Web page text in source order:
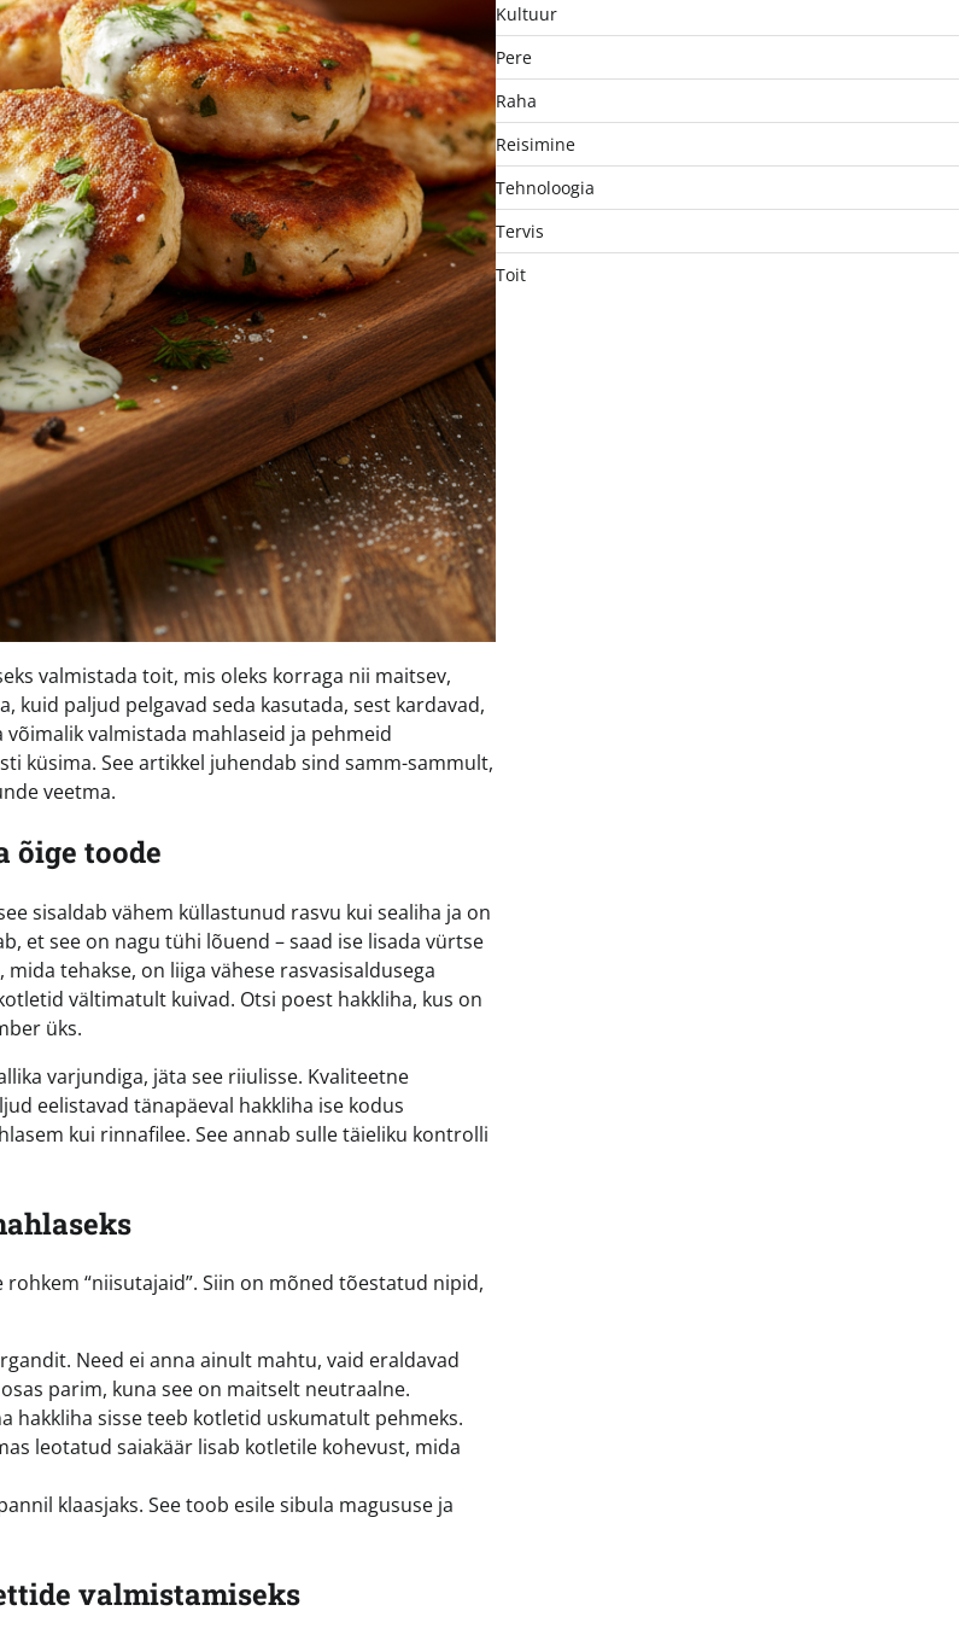
valmistada toit, mis oleks korraga nii maitsev,
kuid paljud pelgavad seda kasutada, sest kardavad,
valmistada mahlaseid ja pehmeid
küsima. See artikkel juhendab sind samm-sammult,
veetma.
õige toode
sisaldab vähem küllastunud rasvu kui sealiha ja on
et see on nagu tühi lõuend – saad ise lisada vürtse
tehakse, on liiga vähese rasvasisaldusega
vältimatult kuivad. Otsi poest hakkliha, kus on
üks.
varjundiga, jäta see riiulisse. Kvaliteetne
eelistavad tänapäeval hakkliha ise kodus
kui rinnafilee. See annab sulle täieliku kontrolli
“niisutajaid”. Siin on mõned tõestatud nipid,
Need ei anna ainult mahtu, vaid eraldavad
parim, kuna see on maitselt neutraalne.
hakkliha sisse teeb kotletid uskumatult pehmeks.
leotatud saiakäär lisab kotletile kohevust, mida
klaasjaks. See toob esile sibula magususe ja
valmistamiseks
Kultuur
Pere
Raha
Reisimine
Tehnoloogia
Tervis
Toit